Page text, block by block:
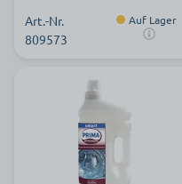
Art.-Nr.
809573
Auf Lager